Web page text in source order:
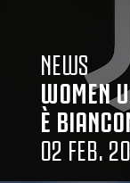
NEWS
WOMEN
È
02 FEB.